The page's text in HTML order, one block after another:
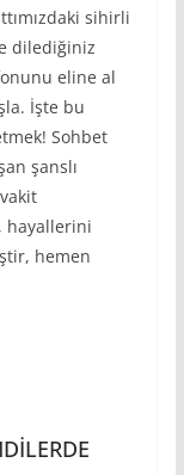
sihirli
dilediğiniz
eline al
İşte bu
Sohbet
şanslı
hayallerini
hemen